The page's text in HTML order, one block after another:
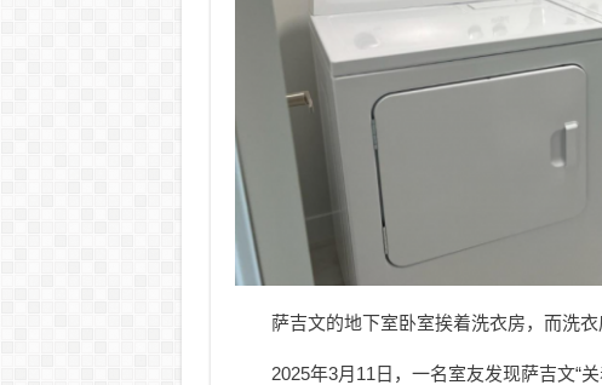
萨吉文的地下室卧室挨着洗衣房，而洗
2025年3月11日，一名室友发现萨吉文“